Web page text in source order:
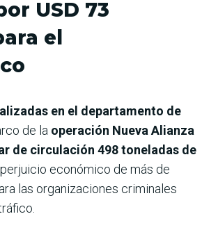
USD 73
el
en el departamento de
de la operación Nueva Alianza
de circulación 498 toneladas de
económico de más de
las organizaciones criminales